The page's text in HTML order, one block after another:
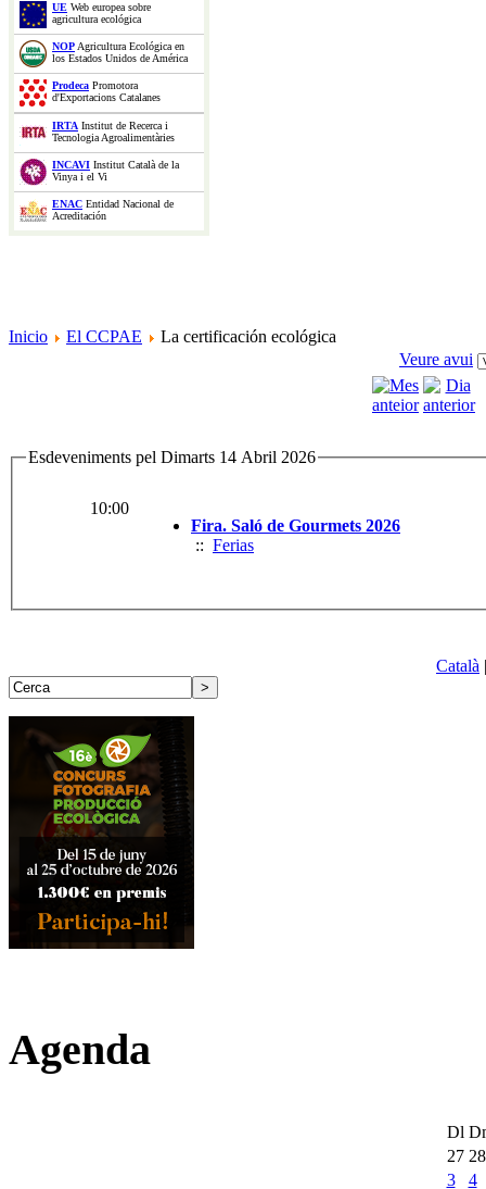
UE Web europea sobre
agricultura ecológica
NOPAgricultura Ecológica en
los Estados Unidos de América
Prodeca Promotora
d'Exportacions Catalanes
IRTA Institut de Recerca i
Tecnologia Agroalimentàries
INCAVI Institut Català de la
Vinya i el Vi
ENAC Entidad Nacional de
Acreditación
Inicio El CCPAE
La certificación ecológica
Veure avui
Esdeveniments pel Dimarts 14 Abril 2026
10:00
Fira. Saló de Gourmets 2026
:: Ferias
Català
Agenda
Dl
27 28
3
4